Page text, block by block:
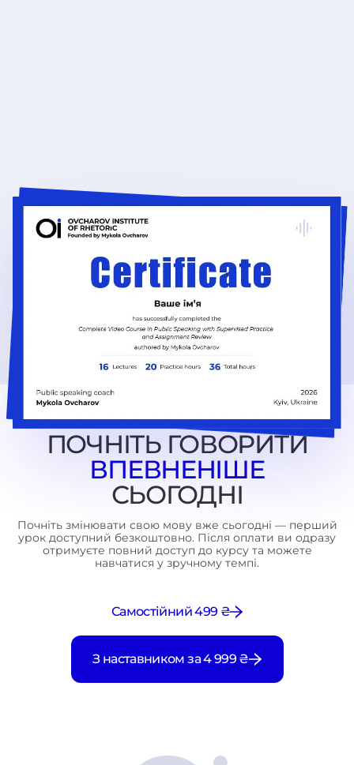
Тариф “Самостійний”. 16 академічних годин
Complete Course with Practice
Тариф “З наставником”. 36 академічних годин
ПОЧНІТЬ ГОВОРИТИ
ВПЕВНЕНІШЕ
СЬОГОДНІ
Почніть змінювати свою мову вже сьогодні — перший
урок доступний безкоштовно. Після оплати ви одразу
отримуєте повний доступ до курсу та можете
навчатися у зручному темпі.
Самостійний 499 ₴
З наставником за 4 999 ₴